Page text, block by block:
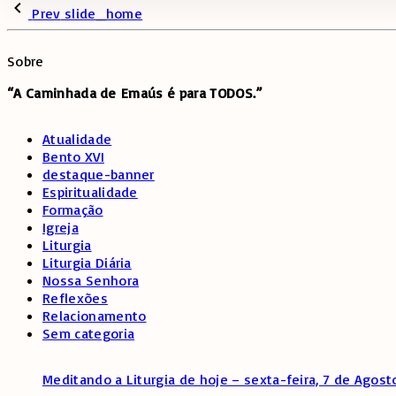
Prev slide_home
Sobre
“A Caminhada de Emaús é para TODOS.”
Atualidade
Bento XVI
destaque-banner
Espiritualidade
Formação
Igreja
Liturgia
Liturgia Diária
Nossa Senhora
Reflexões
Relacionamento
Sem categoria
Meditando a Liturgia de hoje – sexta-feira, 7 de